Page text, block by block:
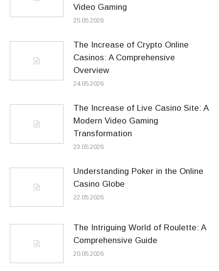
Video Gaming
25.05.2026
The Increase of Crypto Online
Casinos: A Comprehensive
Overview
24.05.2026
The Increase of Live Casino Site: A
Modern Video Gaming
Transformation
23.05.2026
Understanding Poker in the Online
Casino Globe
22.05.2026
The Intriguing World of Roulette: A
Comprehensive Guide
20.05.2026